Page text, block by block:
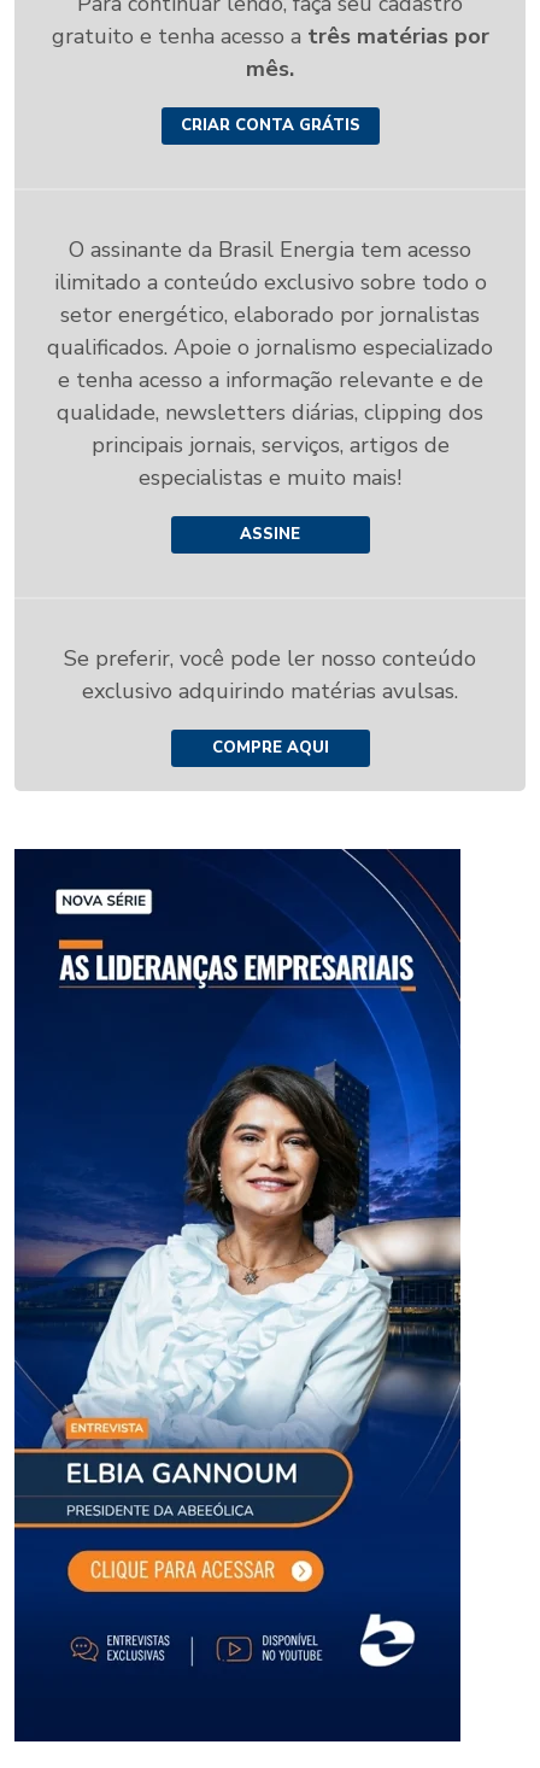
gratuito e tenha acesso a três matérias por
mês.
CRIAR CONTA GRÁTIS
O assinante da Brasil Energia tem acesso
ilimitado a conteúdo exclusivo sobre todo o
setor energético, elaborado por jornalistas
qualificados. Apoie o jornalismo especializado
e tenha acesso a informação relevante e de
qualidade, newsletters diárias, clipping dos
principais jornais, serviços, artigos de
especialistas e muito mais!
ASSINE
Se preferir, você pode ler nosso conteúdo
exclusivo adquirindo matérias avulsas.
COMPRE AQUI